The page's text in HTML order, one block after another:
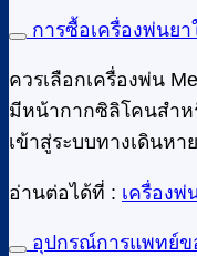
การซื้อเครื่องพ่นย
ควรเลือกเครื่องพ่น
มีหน้ากากซิลิโคนสำห
เข้าสู่ระบบทางเดินหา
อ่านต่อได้ที่ : เครื่องพ่
อุปกรณ์การแพทย์ข